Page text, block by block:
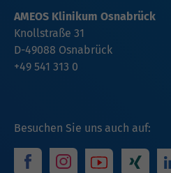
Besuchen Sie uns auch auf:
AMEOS Klinikum Osnabrück
Knollstraße 31
D-49088 Osnabrück
+49 541 313 0